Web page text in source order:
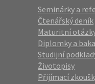
Seminárky a
Čtenářský deník
Maturitní
Diplomky a
Studijní
Životopisy
Přijímací